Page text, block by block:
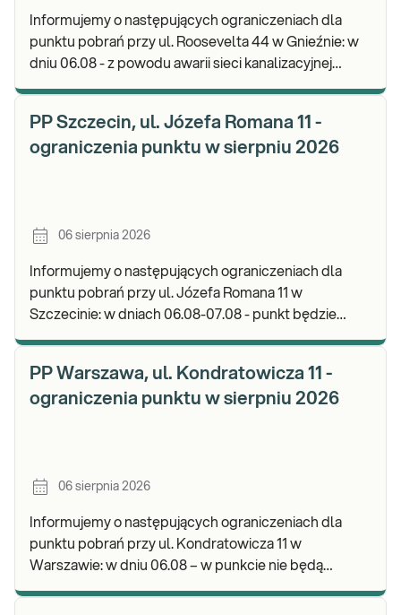
Informujemy o następujących ograniczeniach dla
punktu pobrań przy ul. Roosevelta 44 w Gnieźnie: w
dniu 06.08 - z powodu awarii sieci kanalizacyjnej
PP Szczecin, ul. Józefa Romana 11 -
ograniczenia punktu w sierpniu 2026
06 sierpnia 2026
Informujemy o następujących ograniczeniach dla
punktu pobrań przy ul. Józefa Romana 11 w
Szczecinie: w dniach 06.08-07.08 - punkt będzie
PP Warszawa, ul. Kondratowicza 11 -
ograniczenia punktu w sierpniu 2026
06 sierpnia 2026
Informujemy o następujących ograniczeniach dla
punktu pobrań przy ul. Kondratowicza 11 w
Warszawie: w dniu 06.08 – w punkcie nie będą